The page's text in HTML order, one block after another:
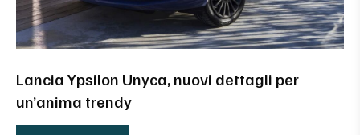
Lancia Ypsilon Unyca, nuovi dettagli per
un’anima trendy